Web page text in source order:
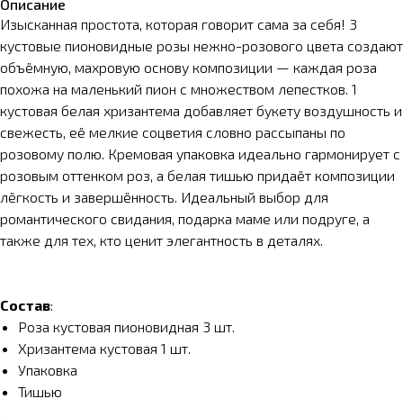
Описание
Изысканная простота, которая говорит сама за себя! 3
кустовые пионовидные розы нежно-розового цвета создают
объёмную, махровую основу композиции — каждая роза
похожа на маленький пион с множеством лепестков. 1
кустовая белая хризантема добавляет букету воздушность и
свежесть, её мелкие соцветия словно рассыпаны по
розовому полю. Кремовая упаковка идеально гармонирует с
розовым оттенком роз, а белая тишью придаёт композиции
лёгкость и завершённость. Идеальный выбор для
романтического свидания, подарка маме или подруге, а
также для тех, кто ценит элегантность в деталях.
Состав:
Роза кустовая пионовидная 3 шт.
Хризантема кустовая 1 шт.
Упаковка
Тишью